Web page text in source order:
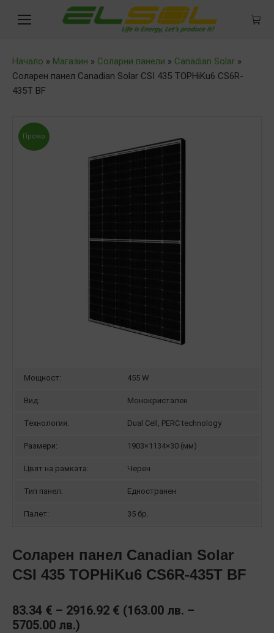
Начало » Магазин » Соларни панели » Canadian Solar »
Соларен панел Canadian Solar CSI 435 TOPHiKu6 CS6R-
435T BF
Промо
Мощност: 455 W
Вид: Монокристален
Технология: Dual Cell, PERC technology
Размери: 1903×1134×30 (мм)
Цвят на рамката: Черен
Тип панел: Едностранен
Палет: 35 бр.
Соларен панел Canadian Solar
CSI 435 TOPHiKu6 CS6R-435T BF
83.34 € – 2916.92 € Price
(163.00 лв. –
5705.00 лв.)